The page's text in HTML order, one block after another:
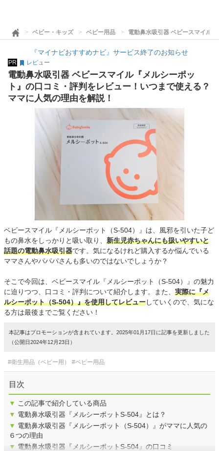
ベビー・キッズ ベビー用品 電動鼻水吸引器 ベビースマイル
『マイナビおすすめナビ』サービス終了のお知らせ
PR レビュー
電動鼻水吸引器 ベビースマイル『メルシーポッ
ト』の口コミ・評判をレビュー！いつまで使える？
ママに人気の理由を解説！
ベビースマイル『メルシーポット（S-504）』は、風邪を引いた子ど
もの鼻水をしっかりと吸い取り、 新生児赤ちゃんにも扱いやすいと
話題の電動鼻水吸引器です。気になるけれど購入するか悩んでいる
ママさんやパパパさんも多いのではないでしょうか？
そこで今回は、ベビースマイル『メルシーポット（S-504）』の魅力
に迫りつつ、口コミ・評判について紹介します。また、 実際に『メ
ルシーポット（S-504）』を使用してレビューしていくので、気にな
る方は最後までご覧ください！
本記事はプロモーションが含まれています。2025年01月17日に記事を更新しました
（公開日2024年12月23日）
#衛生用品（ベビー用） #ベビー用品
目次
▼ この記事で紹介している商品
▼ 電動鼻水吸引器『メルシーポットS-504』とは？
▼ 電動鼻水吸引器『メルシーポット（S-504）』がママに人気の
６つの理由
▼ 電動鼻水吸引器『メルシーポットS-504』の口コミ